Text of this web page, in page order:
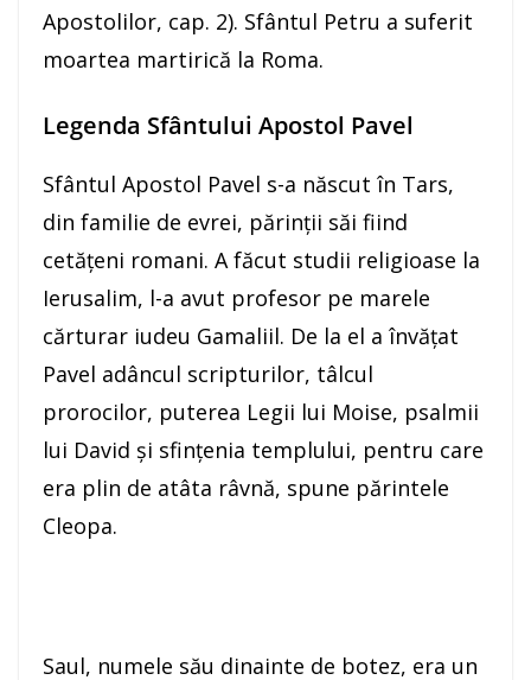
Apostolilor, cap. 2). Sfântul Petru a suferit
moartea martirică la Roma.
Legenda Sfântului Apostol Pavel
Sfântul Apostol Pavel s-a născut în Tars,
din familie de evrei, părinţii săi fiind
cetăţeni romani. A făcut studii religioase la
Ierusalim, l-a avut profesor pe marele
cărturar iudeu Gamaliil. De la el a învăţat
Pavel adâncul scripturilor, tâlcul
prorocilor, puterea Legii lui Moise, psalmii
lui David şi sfinţenia templului, pentru care
era plin de atâta râvnă, spune părintele
Cleopa.
Saul, numele său dinainte de botez, era un